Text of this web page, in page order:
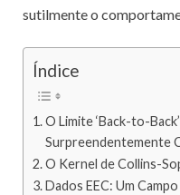
sutilmente o
Índice
O Limite ‘Back-to-
Surpreendentemente
O Kernel de Collins-
Dados EEC: Um